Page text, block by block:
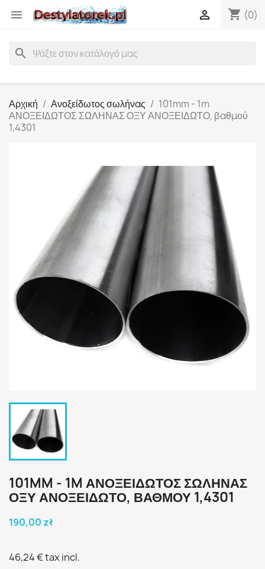
 shopping_cart (0)

search
Αρχική Ανοξείδωτος σωλήνας
101mm - 1m
ΑΝΟΞΕΙΔΩΤΟΣ ΣΩΛΗΝΑΣ ΟΞΥ ΑΝΟΞΕΙΔΩΤΟ, βαθμού
1,4301
101MM - 1M ΑΝΟΞΕΙΔΩΤΟΣ ΣΩΛΗΝΑΣ
ΟΞΥ ΑΝΟΞΕΙΔΩΤΟ, ΒΑΘΜΟΎ 1,4301
190,00 zł
46,24 €tax incl.